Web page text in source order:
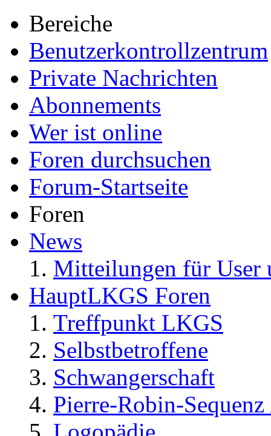
Bereiche
Benutzerkontrollzentrum
Private Nachrichten
Abonnements
Wer ist online
Foren durchsuchen
Forum-Startseite
Foren
News
Mitteilungen für User
HauptLKGS Foren
Treffpunkt LKGS
Selbstbetroffene
Schwangerschaft
Pierre-Robin-